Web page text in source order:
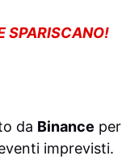
SPARISCANO!
da Binance per
imprevisti.